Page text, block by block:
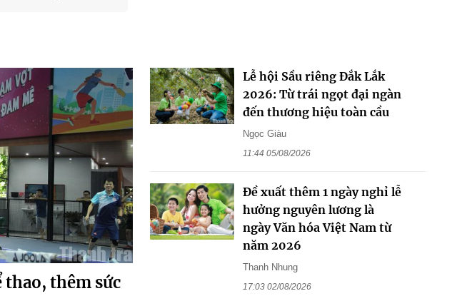
thao, thêm sức
Lễ hội Sầu riêng Đắk Lắk
2026: Từ trái ngọt đại ngàn
đến thương hiệu toàn cầu
Ngọc Giàu
11:44 05/08/2026
Đề xuất thêm 1 ngày nghỉ lễ
hưởng nguyên lương là
ngày Văn hóa Việt Nam từ
năm 2026
Thanh Nhung
17:03 02/08/2026